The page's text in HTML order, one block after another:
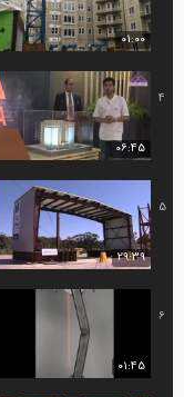
01:00
4
06:45
5
29:39
6
01:45